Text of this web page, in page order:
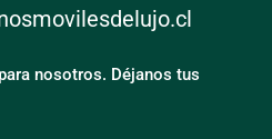
nosotros. Déjanos tus